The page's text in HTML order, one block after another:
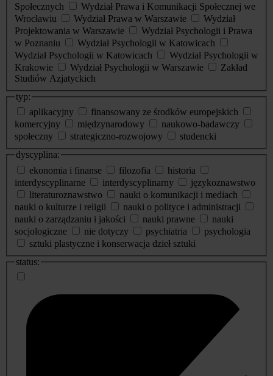
Społecznych
Wydział Prawa i Komunikacji Społecznej we
Wrocławiu
Wydział Prawa w Warszawie
Wydział
Projektowania w Warszawie
Wydział Psychologii i Prawa
w Poznaniu
Wydział Psychologii w Katowicach
Wydział Psychologii w Katowicach
Wydział Psychologii w
Krakowie
Wydział Psychologii w Warszawie
Zakład
Studiów Azjatyckich
typ:
aplikacyjny
finansowany ze środków europejskich
komercyjny
międzynarodowy
naukowo-badawczy
społeczny
strategiczno-rozwojowy
studencki
dyscyplina:
ekonomia i finanse
filozofia
historia
interdyscyplinarne
interdyscyplinarny
językoznawstwo
literaturoznawstwo
nauki o komunikacji i mediach
nauki o kulturze i religii
nauki o polityce i administracji
nauki o zarządzaniu i jakości
nauki prawne
nauki
socjologiczne
nie dotyczy psychiatria
psychologia
sztuki plastyczne i konserwacja dzieł sztuki
status: